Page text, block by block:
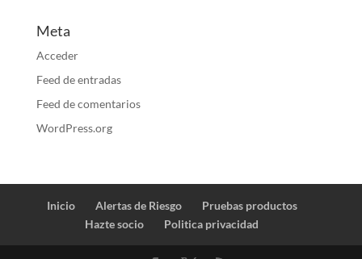
Meta
Acceder
Feed de entradas
Feed de comentarios
WordPress.org
Inicio Alertas de Riesgo
Pruebas productos
Hazte socio
Politica privacidad